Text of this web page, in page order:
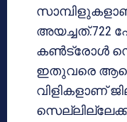
അയച്ചത്.722
കൺട്രോൾ
ഇതുവരെ ആകെ
വിളികളാണ്
സെല്ലില്ലേക്ക്